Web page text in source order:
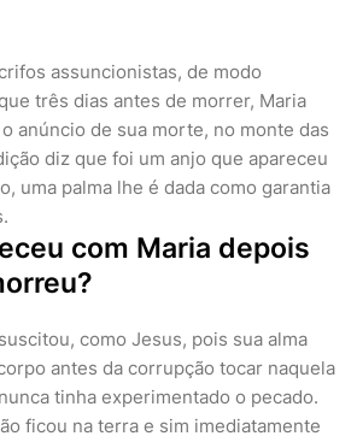
assuncionistas, de modo
três dias antes de morrer, Maria
anúncio de sua morte, no monte das
diz que foi um anjo que apareceu
uma palma lhe é dada como garantia
com Maria depois
como Jesus, pois sua alma
antes da corrupção tocar naquela
tinha experimentado o pecado.
ficou na terra e sim imediatamente